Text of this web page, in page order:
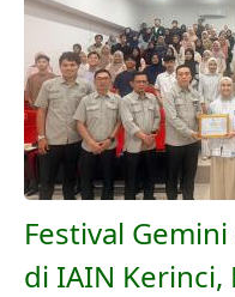
Festival
di IAIN